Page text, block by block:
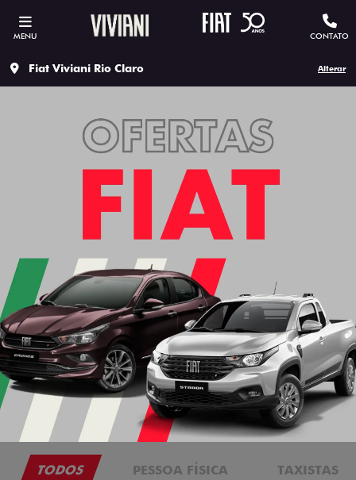
MENU CONTATO
Fiat Viviani Rio Claro Alterar
TODOS PESSOA FÍSICA TAXISTAS